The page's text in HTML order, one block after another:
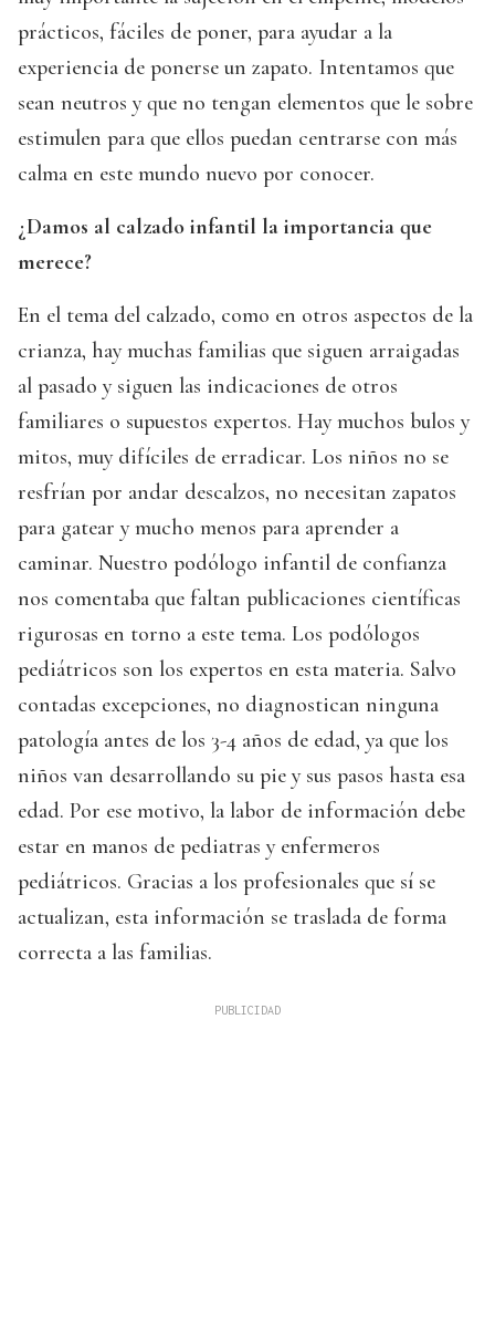
prácticos, fáciles de poner, para ayudar a la
experiencia de ponerse un zapato. Intentamos que
sean neutros y que no tengan elementos que le sobre
estimulen para que ellos puedan centrarse con más
calma en este mundo nuevo por conocer.
¿Damos al calzado infantil la importancia que
merece?
En el tema del calzado, como en otros aspectos de la
crianza, hay muchas familias que siguen arraigadas
al pasado y siguen las indicaciones de otros
familiares o supuestos expertos. Hay muchos bulos y
mitos, muy difíciles de erradicar. Los niños no se
resfrían por andar descalzos, no necesitan zapatos
para gatear y mucho menos para aprender a
caminar. Nuestro podólogo infantil de confianza
nos comentaba que faltan publicaciones científicas
rigurosas en torno a este tema. Los podólogos
pediátricos son los expertos en esta materia. Salvo
contadas excepciones, no diagnostican ninguna
patología antes de los 3-4 años de edad, ya que los
niños van desarrollando su pie y sus pasos hasta esa
edad. Por ese motivo, la labor de información debe
estar en manos de pediatras y enfermeros
pediátricos. Gracias a los profesionales que sí se
actualizan, esta información se traslada de forma
correcta a las familias.